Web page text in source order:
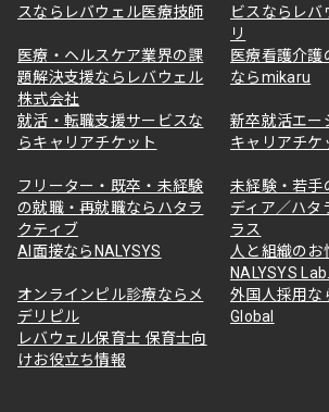
スならレバウェル医療技師
ビスならレバ
リ
医療・ヘルスケア業界の課
題解決支援ならレバウェル
株式会社
医療看護介護
ならmikaru
就活・転職支援サービスな
らキャリアチケット
新卒就活エー
キャリアチケ
フリーター・既卒・未経験
の就職・再就職ならハタラ
クティブ
未経験・若手
ディア／ハタ
ラス
AI面接ならNALYSYS
人と組織のお
NALYSYS Lab.
オンラインピル診療ならメ
デリピル
外国人採用な
Global
レバウェル保育士 保育士向
けお役立ち情報